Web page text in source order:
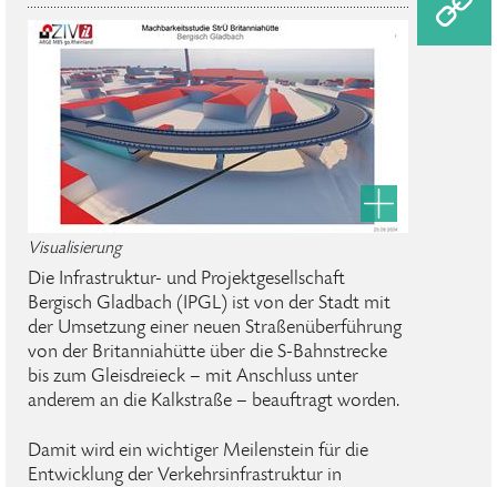
Visualisierung
Die Infrastruktur- und Projektgesellschaft
Bergisch Gladbach (IPGL) ist von der Stadt mit
der Umsetzung einer neuen Straßenüberführung
von der Britanniahütte über die S-Bahnstrecke
bis zum Gleisdreieck – mit Anschluss unter
anderem an die Kalkstraße – beauftragt worden.
Damit wird ein wichtiger Meilenstein für die
Entwicklung der Verkehrsinfrastruktur in